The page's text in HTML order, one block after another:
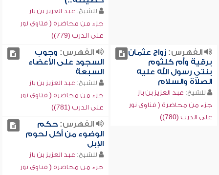
للشيخ: عبد العزيز بن باز
جزء من محاضرة ( فتاوى نور
على الدرب (779))
الفهرس:زواج عثمان
برقية وأم كلثوم
بنتي رسول الله عليه
الصلاة والسلام
للشيخ: عبد العزيز بن باز
جزء من محاضرة ( فتاوى نور
على الدرب (780))
الفهرس: وجوب
السجود على الأعضاء
السبعة
للشيخ: عبد العزيز بن باز
جزء من محاضرة ( فتاوى نور
على الدرب (781))
الفهرس:حكم
الوضوء من أكل لحوم
الإبل
للشيخ: عبد العزيز بن باز
جزء من محاضرة ( فتاوى نور